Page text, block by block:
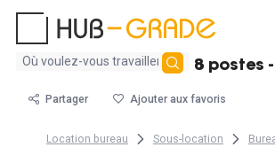
Aucun
trouvé
Bureau à louer - 6 à 8 postes
Partager Ajouter aux favoris
Location bureau Sous-location